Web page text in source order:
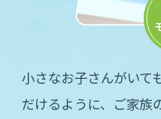
小さなお子さんがいて
だけるように、 ご家族